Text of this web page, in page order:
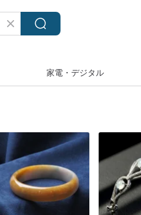
家電・デジタル